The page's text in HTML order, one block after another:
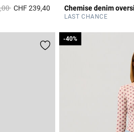
à partir de
àCHF 239,40 5 out of 5 Customer Rating
LAST CHANCE
-40%
-40%